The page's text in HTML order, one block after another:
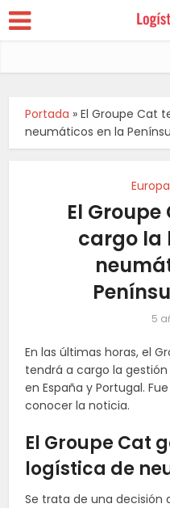
Portada »El Groupe Cat
neumáticos en la
Europa
El
cargo la
5
En las últimas horas, el
tendrá a cargo la
en España y Portugal.
conocer la noticia.
El Groupe Cat
logística de
Se trata de una decisión